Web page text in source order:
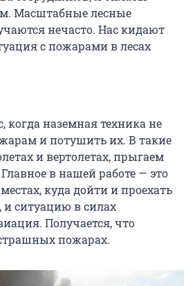
Масштабные лесные
нечасто. Нас кидают
с пожарами в лесах
наземная техника не
и потушить их. В такие
и вертолетах, прыгаем
в нашей работе — это
куда дойти и проехать
ситуацию в силах
Получается, что
пожарах.